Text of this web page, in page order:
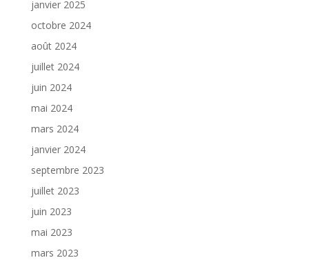
janvier 2025
octobre 2024
août 2024
juillet 2024
juin 2024
mai 2024
mars 2024
janvier 2024
septembre 2023
juillet 2023
juin 2023
mai 2023
mars 2023